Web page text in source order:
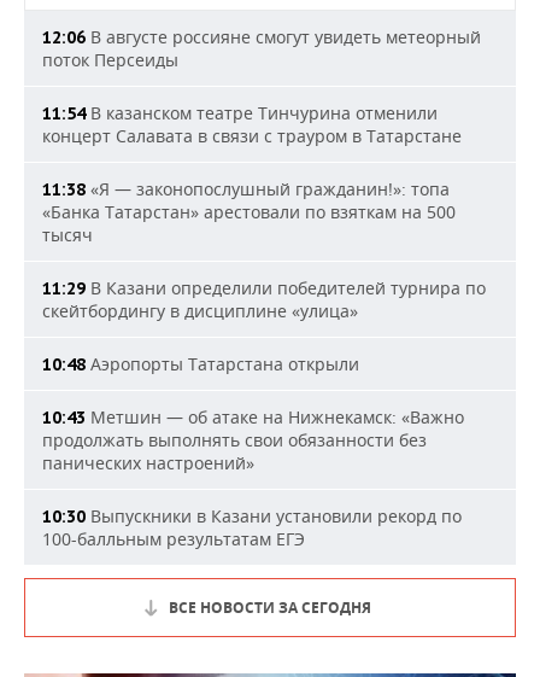
12:06 В августе россияне смогут увидеть метеорный
поток Персеиды
11:54В казанском театре Тинчурина отменили
концерт Салавата в связи с трауром в Татарстане
11:38 «Я — законопослушный гражданин!»: топа
«Банка Татарстан» арестовали по взяткам на 500
тысяч
11:29 В Казани определили победителей турнира по
скейтбордингу в дисциплине «улица»
10:48 Аэропорты Татарстана открыли
10:43 Метшин — об атаке на Нижнекамск: «Важно
продолжать выполнять свои обязанности без
панических настроений»
10:30 Выпускники в Казани установили рекорд по
100-балльным результатам ЕГЭ
ВСЕ НОВОСТИ ЗА СЕГОДНЯ